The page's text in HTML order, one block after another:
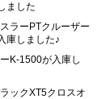
ました
ラーPTクルーザー
庫しました♪
K-1500が入庫し
ックXT5クロスオ